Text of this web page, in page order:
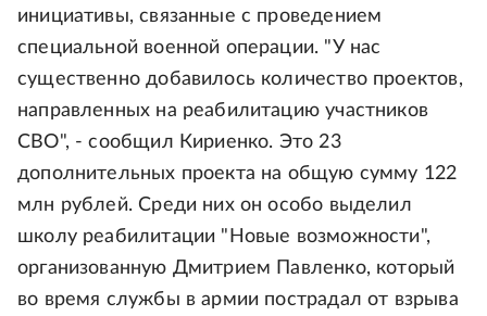
инициативы, связанные с проведением
специальной военной операции. "У нас
существенно добавилось количество проектов,
направленных на реабилитацию участников
СВО", - сообщил Кириенко. Это 23
дополнительных проекта на общую сумму 122
млн рублей. Среди них он особо выделил
школу реабилитации "Новые возможности",
организованную Дмитрием Павленко, который
во время службы в армии пострадал от взрыва